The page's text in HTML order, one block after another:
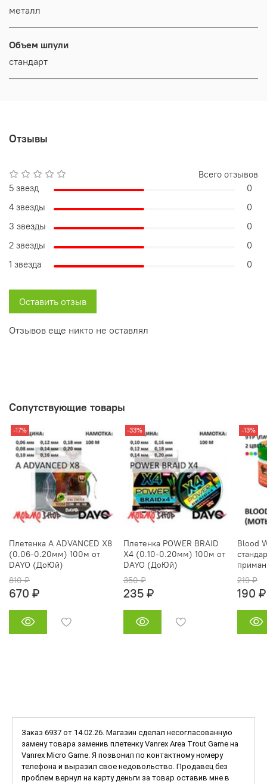
металл
Объем шпули
стандарт
Отзывы
Отзывов еще никто не оставлял
Всего отзывов
5 звезд
0
4 звезды
0
3 звезды
0
2 звезды
0
1 звезда
0
Оставить отзыв
Сопутствующие товары
-17%
Плетенка A ADVANCED X8
(0.06-0.20мм) 100м от
DAYO (ДоЮй)
810 ₽
670 ₽
-33%
Плетенка POWER BRAID
X4 (0.10-0.20мм) 100м от
DAYO (ДоЮй)
350 ₽
235 ₽
-13%
Blood
219 ₽
190 ₽
Заказ 6937 от 14.02.26. Магазин сделал несогласованную
замену товара заменив плетенку Vanrex Area Trout Game на
Vanrex Micro Game. Я позвонил по контактному номеру
телефона и выразил свое недовольство. Продавец без
проблем вернул на карту деньги за товар оставив мне в